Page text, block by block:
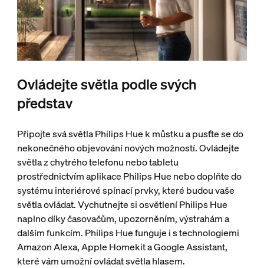
Ovládejte světla podle svých
představ
Připojte svá světla Philips Hue k můstku a pusťte se do
nekonečného objevování nových možností. Ovládejte
světla z chytrého telefonu nebo tabletu
prostřednictvím aplikace Philips Hue nebo doplňte do
systému interiérové spínací prvky, které budou vaše
světla ovládat. Vychutnejte si osvětlení Philips Hue
naplno díky časovačům, upozorněním, výstrahám a
dalším funkcím. Philips Hue funguje i s technologiemi
Amazon Alexa, Apple Homekit a Google Assistant,
které vám umožní ovládat světla hlasem.